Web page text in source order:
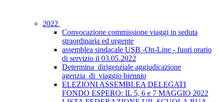
2022
Convocazione commissione viaggi in seduta
straordinaria ed urgente
assemblea sindacale USB -On-Line - fuori orario
di servizio il 03.05.2022
Determina_dirigenziale aggiudicazione
agenzia_di_viaggio biennio
ELEZIONI ASSEMBLEA DELEGATI
FONDO ESPERO: IL 5, 6 e 7 MAGGIO 2022